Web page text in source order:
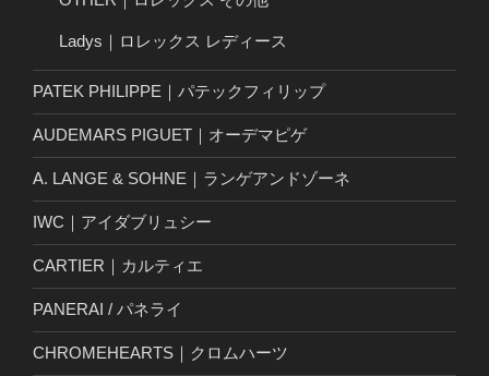
Ladys｜ロレックス レディース
PATEK PHILIPPE｜パテックフィリップ
AUDEMARS PIGUET｜オーデマピゲ
A. LANGE & SOHNE｜ランゲアンドゾーネ
IWC｜アイダブリュシー
CARTIER｜カルティエ
PANERAI / パネライ
CHROMEHEARTS｜クロムハーツ